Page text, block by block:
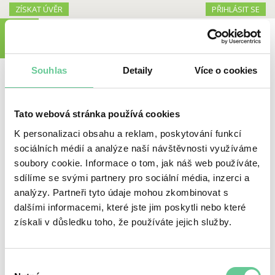
Souhlas Detaily Více o cookies
Tato webová stránka používá cookies
K personalizaci obsahu a reklam, poskytování funkcí
sociálních médií a analýze naší návštěvnosti využíváme
soubory cookie. Informace o tom, jak náš web používáte,
sdílíme se svými partnery pro sociální média, inzerci a
analýzy. Partneři tyto údaje mohou zkombinovat s
dalšími informacemi, které jste jim poskytli nebo které
získali v důsledku toho, že používáte jejich služby.
ZÍSKAT ÚVĚR PŘIHLÁSIT SE
1.Provest registraci:
Naúvodní straněsi zvolíte výši půjčky a dobu, na jakou si
přejete půjčku poskytnout, poté potvrdíte volbou „získat“
Vyplníte veškeré potřebné údaje
Důkladně si přečtete smlouvu
Přiložíte kopii 2 dokladů totožnosti (občanský průkaz a řidičský